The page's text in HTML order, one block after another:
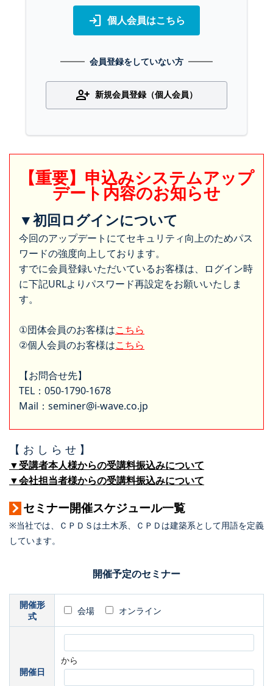
login 個人会員はこちら
会員登録をしていない方
person_add 新規会員登録（個人会員）
【重要】申込みシステムアップ
デート内容のお知らせ
▼初回ログインについて
今回のアップデートにてセキュリティ向上のためパス
ワードの強度向上しております。
すでに会員登録いただいているお客様は、ログイン時
に下記URLよりパスワード再設定をお願いいたしま
す。
①団体会員のお客様はこちら
②個人会員のお客様はこちら
【お問合せ先】
TEL：050-1790-1678
Mail：seminer@i-wave.co.jp
【 お し ら せ 】
▼受講者本人様からの受講料振込みについて
▼会社担当者様からの受講料振込みについて
セミナー開催スケジュール一覧
※当社では、ＣＰＤＳは土木系、ＣＰＤは建築系として用語を定義
しています。
開催予定のセミナー
開催形
式
会場 オンライン
開催日
から